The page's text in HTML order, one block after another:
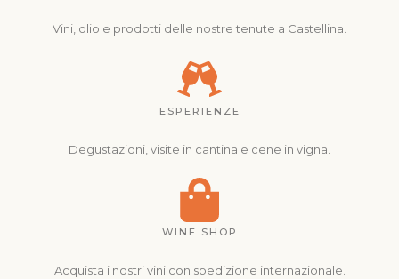
Vini, olio e prodotti delle nostre tenute a Castellina.
ESPERIENZE
Degustazioni, visite in cantina e cene in vigna.
WINE SHOP
Acquista i nostri vini con spedizione internazionale.